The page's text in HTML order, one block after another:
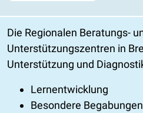
Die Regionalen Beratungs-
Unterstützungszentren in
Unterstützung und
Lernentwicklung
Besondere